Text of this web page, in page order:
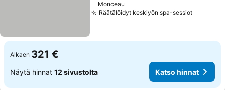
Monceau
Räätälöidyt keskiyön spa-sessiot
Alkaen 321 €
Näytä hinnat 12 sivustolta Katso hinnat